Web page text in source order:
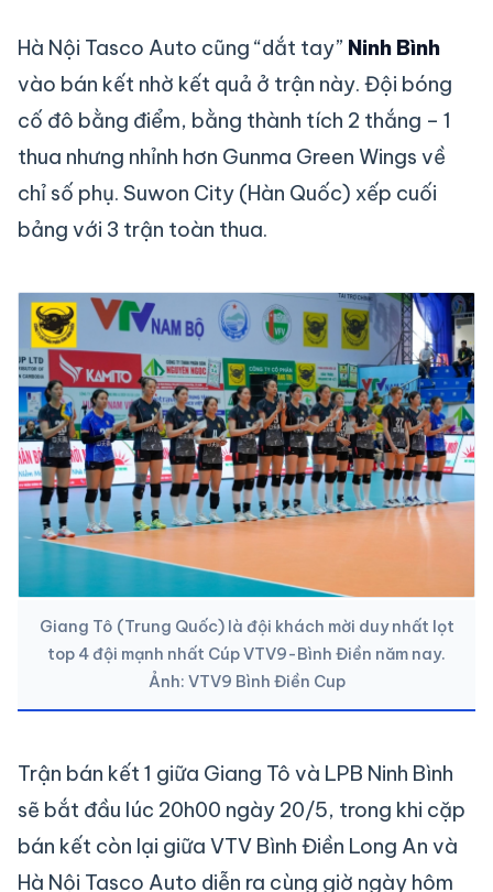
Hà Nội Tasco Auto cũng “dắt tay” Ninh Bình
vào bán kết nhờ kết quả ở trận này. Đội bóng
cố đô bằng điểm, bằng thành tích 2 thắng – 1
thua nhưng nhỉnh hơn Gunma Green Wings về
chỉ số phụ. Suwon City (Hàn Quốc) xếp cuối
bảng với 3 trận toàn thua.
Giang Tô (Trung Quốc) là đội khách mời duy nhất lọt
top 4 đội mạnh nhất Cúp VTV9-Bình Điền năm nay.
Ảnh: VTV9 Bình Điền Cup
Trận bán kết 1 giữa Giang Tô và LPB Ninh Bình
sẽ bắt đầu lúc 20h00 ngày 20/5, trong khi cặp
bán kết còn lại giữa VTV Bình Điền Long An và
Hà Nội Tasco Auto diễn ra cùng giờ ngày hôm